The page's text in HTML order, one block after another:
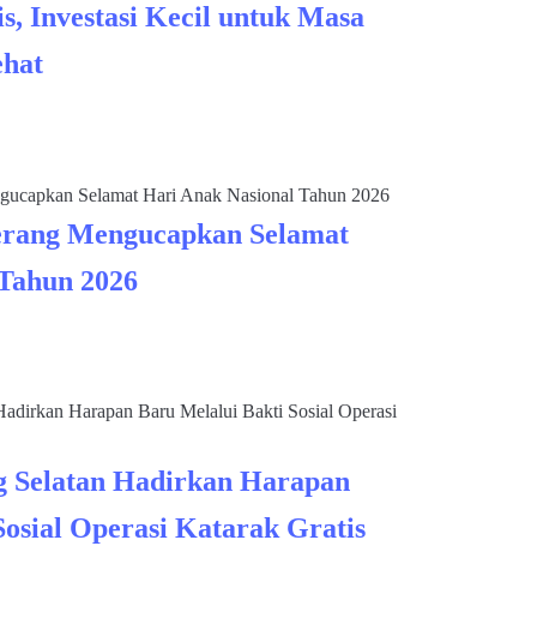
Investasi Kecil untuk Masa
Mengucapkan Selamat
2026
Selatan Hadirkan Harapan
Operasi Katarak Gratis